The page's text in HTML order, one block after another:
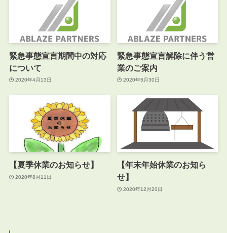
緊急事態宣言期間中の対応
について
2020年4月13日
緊急事態宣言解除に伴う営
業のご案内
2020年5月30日
【夏季休業のお知らせ】
2020年8月11日
【年末年始休業のお知ら
せ】
2020年12月20日